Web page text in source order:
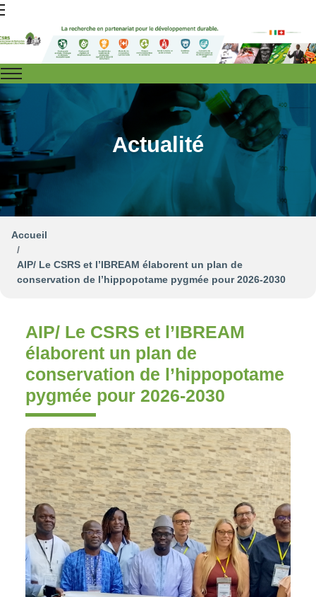
Actualité
Accueil
AIP/ Le CSRS et l’IBREAM élaborent un plan de
conservation de l’hippopotame pygmée pour 2026-2030
AIP/ Le CSRS et l’IBREAM
élaborent un plan de
conservation de l’hippopotame
pygmée pour 2026-2030